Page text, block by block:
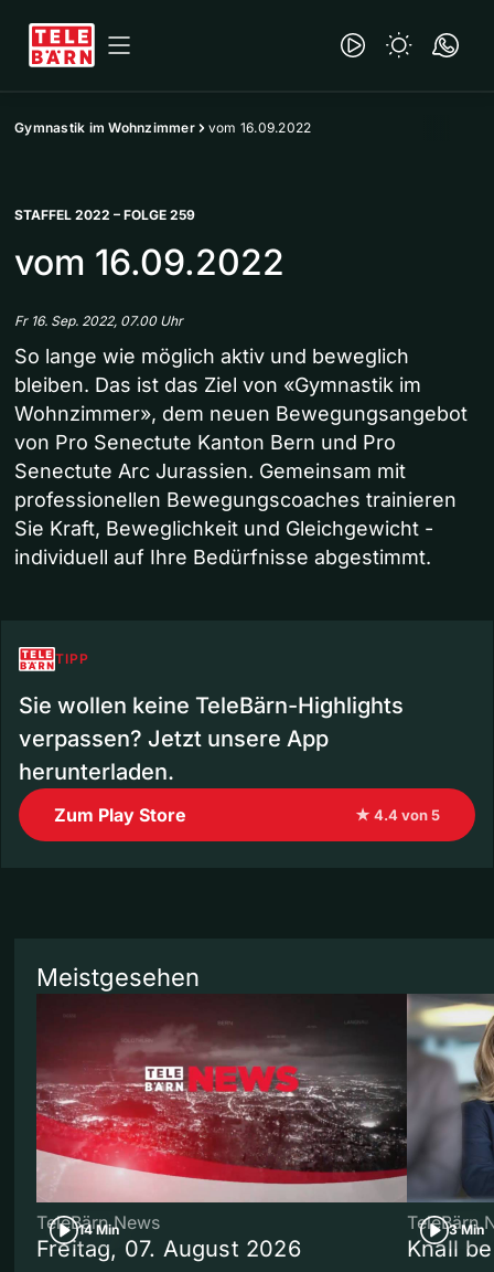
Gymnastik im Wohnzimmer vom 16.09.2022
STAFFEL 2022 – FOLGE 259
vom 16.09.2022
Fr 16. Sep. 2022, 07.00 Uhr
So lange wie möglich aktiv und beweglich
bleiben. Das ist das Ziel von «Gymnastik im
Wohnzimmer», dem neuen Bewegungsangebot
von Pro Senectute Kanton Bern und Pro
Senectute Arc Jurassien. Gemeinsam mit
professionellen Bewegungscoaches trainieren
Sie Kraft, Beweglichkeit und Gleichgewicht -
individuell auf Ihre Bedürfnisse abgestimmt.
TIPP
Sie wollen keine TeleBärn-Highlights
verpassen? Jetzt unsere App
herunterladen.
Zum Play Store ★ 4.4 von 5
Meistgesehen
14 Min
TeleBärn News
Freitag, 07. August 2026
3 Min
TeleBärn
Knall